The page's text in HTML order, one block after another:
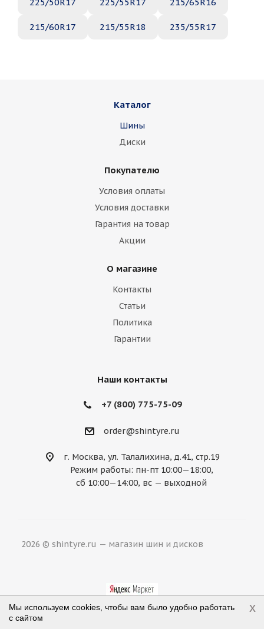
215/60R17 215/55R18 235/55R17
Каталог
Шины
Диски
Покупателю
Условия оплаты
Условия доставки
Гарантия на товар
Акции
О магазине
Контакты
Статьи
Политика
Гарантии
Наши контакты
+7 (800) 775-75-09
order@shintyre.ru
г. Москва, ул. Талалихина, д.41, стр.19
Режим работы: пн-пт 10:00—18:00,
сб 10:00—14:00, вс — выходной
2026 © shintyre.ru — магазин шин и дисков
Мы используем cookies, чтобы вам было удобно работать
с сайтом
x